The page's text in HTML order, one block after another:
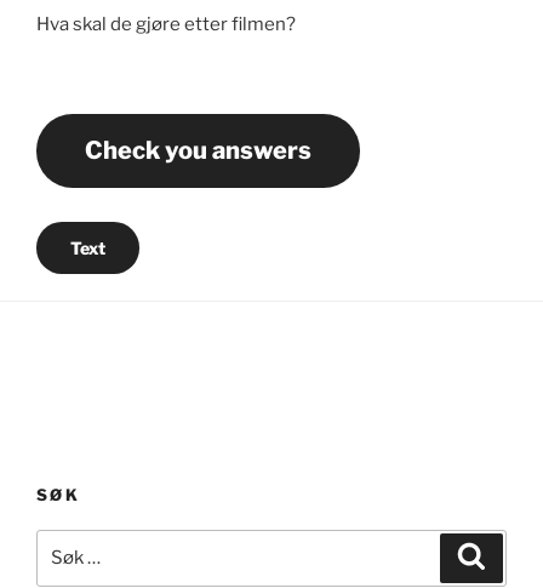
Hva skal de gjøre etter filmen?
Check you answers
Text
SØK
etter: